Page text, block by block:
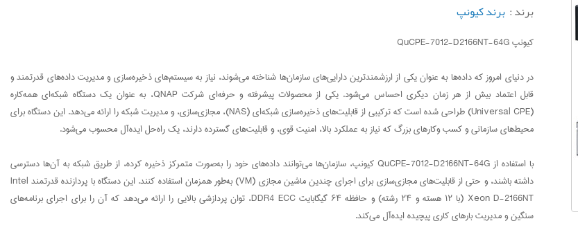
برند : برند کیونپ
کیونپ QuCPE-7012-D2166NT-64G
در دنیای امروز که داده‌ها به عنوان یکی از ارزشمندترین دارایی‌های سازمان‌ها شناخته می‌شوند، نیاز به سیستم‌های ذخیره‌سازی و مدیریت داده‌های قدرتمند و
قابل اعتماد بیش از هر زمان دیگری احساس می‌شود. یکی از محصولات پیشرفته و حرفه‌ای شرکت QNAP، به عنوان یک دستگاه شبکه‌ای همه‌کاره
(Universal CPE) طراحی شده است که ترکیبی از قابلیت‌های ذخیره‌سازی شبکه‌ای (NAS)، مجازی‌سازی، و مدیریت شبکه را ارائه می‌دهد. این دستگاه برای
محیط‌های سازمانی و کسب‌ وکارهای بزرگ که نیاز به عملکرد بالا، امنیت قوی، و قابلیت‌های گسترده دارند، یک راه‌حل ایده‌آل محسوب می‌شود.
با استفاده از QuCPE-7012-D2166NT-64G کیونپ، سازمان‌ها می‌توانند داده‌های خود را به‌صورت متمرکز ذخیره کرده، از طریق شبکه به آن‌ها دسترسی
داشته باشند، و حتی از قابلیت‌های مجازی‌سازی برای اجرای چندین ماشین مجازی (VM) به‌طور همزمان استفاده کنند. این دستگاه با پردازنده قدرتمند Intel
Xeon D-2166NT (با ۱۲ هسته و ۲۴ رشته) و حافظه ۶۴ گیگابایت DDR4 ECC، توان پردازشی بالایی را ارائه می‌دهد که آن را برای اجرای برنامه‌های
سنگین و مدیریت بارهای کاری پیچیده ایده‌آل می‌کند.